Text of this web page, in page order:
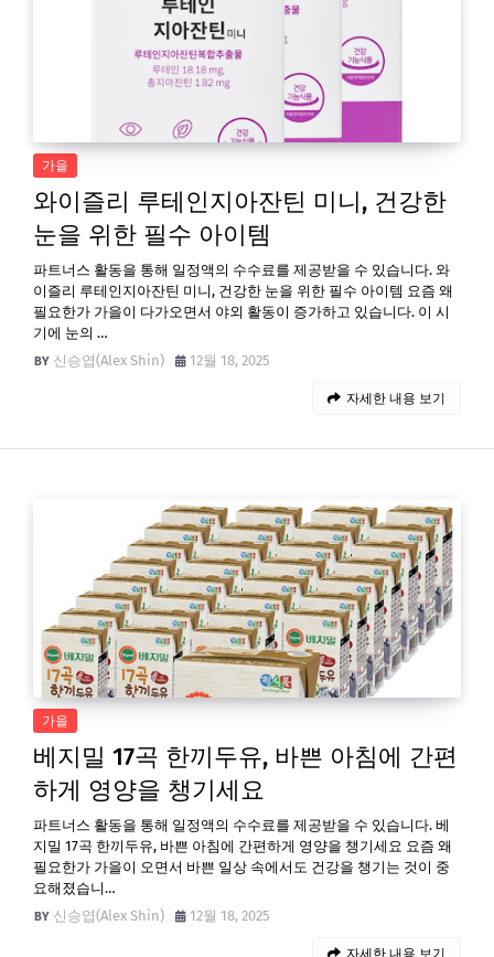
가을
와이즐리 루테인지아잔틴 미니, 건강한
눈을 위한 필수 아이템
파트너스 활동을 통해 일정액의 수수료를 제공받을 수 있습니다. 와
이즐리 루테인지아잔틴 미니, 건강한 눈을 위한 필수 아이템 요즘 왜
필요한가 가을이 다가오면서 야외 활동이 증가하고 있습니다. 이 시
기에 눈의 …
신승엽(Alex Shin)
12월 18, 2025
자세한 내용 보기
가을
베지밀 17곡 한끼두유, 바쁜 아침에 간편
하게 영양을 챙기세요
파트너스 활동을 통해 일정액의 수수료를 제공받을 수 있습니다. 베
지밀 17곡 한끼두유, 바쁜 아침에 간편하게 영양을 챙기세요 요즘 왜
필요한가 가을이 오면서 바쁜 일상 속에서도 건강을 챙기는 것이 중
요해졌습니…
신승엽(Alex Shin)
12월 18, 2025
자세한 내용 보기